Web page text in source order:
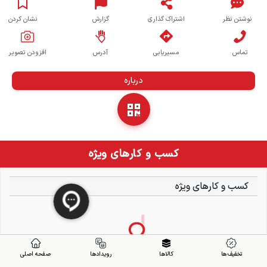
نوشتن نظر اشتراک گذاری گزارش نشان کردن
تماس مسیریابی آدرس افزودن تصویر
درباره
کسب و کارهای ویژه
کسب و کارهای ویژه
تخفیف ها کالاها رویدادها صفحه اصلی